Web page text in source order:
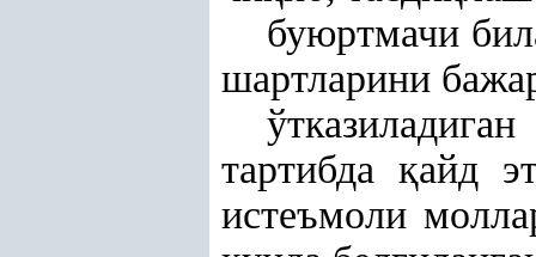
буюртмачи
шартларини
тартибдақайд
истеъмоли